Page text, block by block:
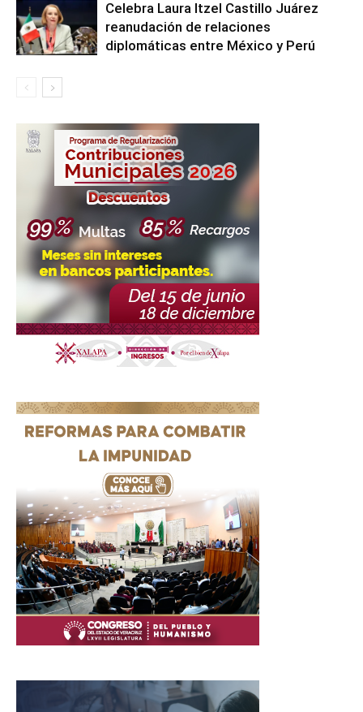
Celebra Laura Itzel Castillo Juárez
reanudación de relaciones
diplomáticas entre México y Perú